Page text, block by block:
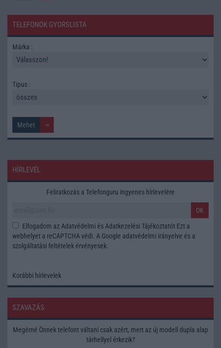
TELEFONOK GYORSLISTA
Márka :
Tipus :
HÍRLEVÉL
Feliratkozás a Telefonguru ingyenes hírlevelére
OK
Elfogadom az Adatvédelmi és Adatkezelési Tájékoztatót Ezt a
webhelyet a reCAPTCHA védi. A Google adatvédelmi irányelve és a
szolgáltatási feltételek érvényesek.
Korábbi hírlevelek
SZAVAZÁS
Megérné Önnek telefont váltani csak azért, mert az új modell dupla alap
tárhellyel érkezik?